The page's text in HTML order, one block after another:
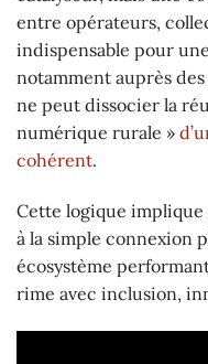
entre opérateurs,
indispensable pour
notamment auprès
ne peut dissocier la
numérique rurale »
cohérent.
Cette logique implique
à la simple connexion
écosystème
rime avec inclusion,